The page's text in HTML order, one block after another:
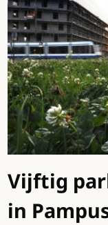
Vijftig
in